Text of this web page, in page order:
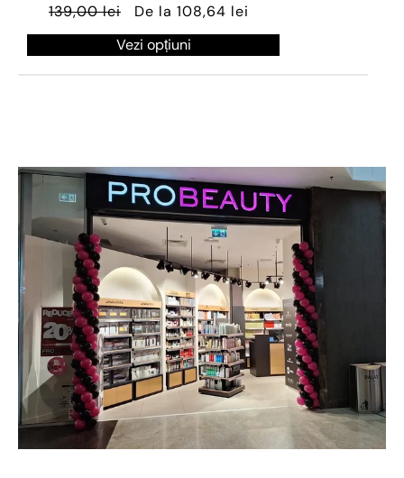
139,00 lei
De la 108,64 lei
Vezi opțiuni